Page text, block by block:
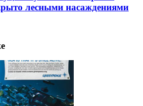
лесными насаждениями